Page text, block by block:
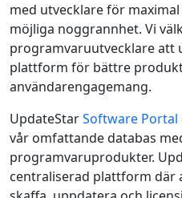
med utvecklare för
möjliga noggrannhet. Vi
programvaruutvecklare att
plattform för bättre
användarengagemang.
UpdateStarSoftware Portal
vår omfattande databas
programvaruprodukter.
centraliserad plattform där